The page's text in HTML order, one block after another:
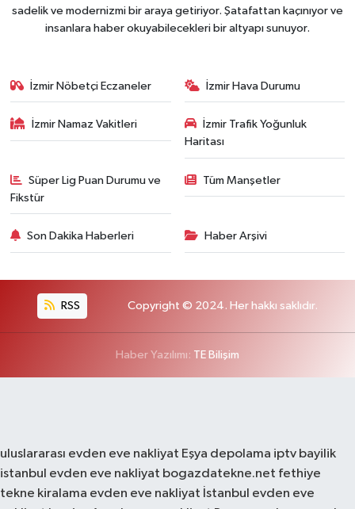
sadelik ve modernizmi bir araya getiriyor. Şatafattan kaçınıyor ve
insanlara haber okuyabilecekleri bir altyapı sunuyor.
İzmir Nöbetçi Eczaneler İzmir Hava Durumu
İzmir Namaz Vakitleri
İzmir Trafik Yoğunluk
Haritası
Süper Lig Puan Durumu ve
Fikstür
Tüm Manşetler
Son Dakika Haberleri Haber Arşivi
RSS Copyright © 2024. Her hakkı saklıdır.
Haber Yazılımı: TE Bilişim
uluslararası evden eve nakliyat Eşya depolama iptv bayilik
istanbul evden eve nakliyat bogazdatekne.net fethiye
tekne kiralama evden eve nakliyat İstanbul evden eve